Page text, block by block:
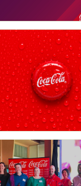
記事をお気に
ログイ
ログイン